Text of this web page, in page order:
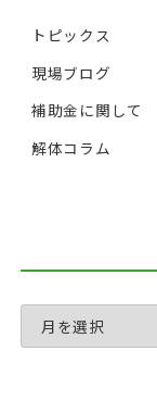
トピックス
現場ブログ
補助金に関して
解体コラム